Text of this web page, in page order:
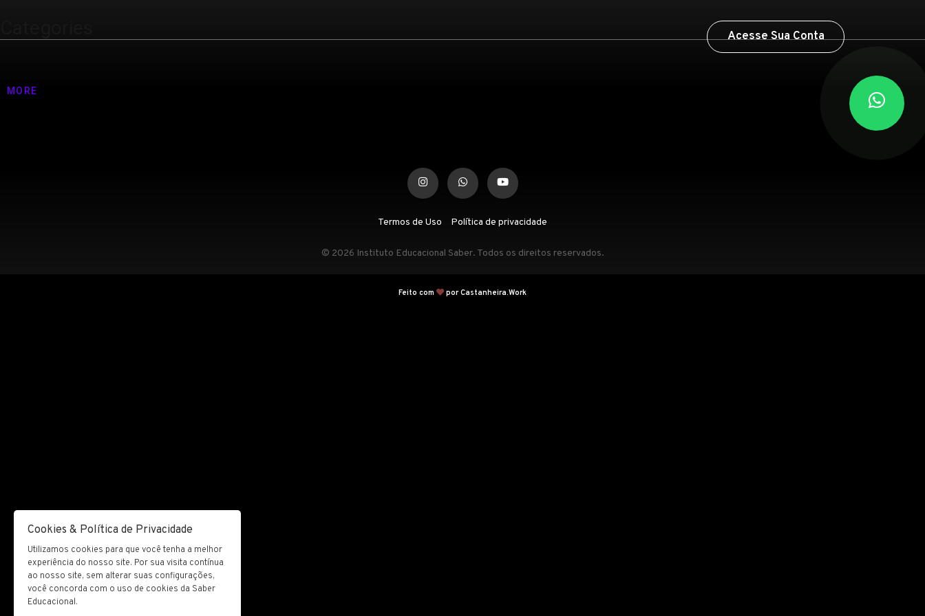
Acesse Sua Conta
MORE
Termos de Uso Política de privacidade
© 2026 Instituto Educacional Saber. Todos os direitos reservados.
Feito com por Castanheira.Work
Cookies & Política de Privacidade
Utilizamos cookies para que você tenha a melhor
experiência do nosso site. Por sua visita contínua
ao nosso site, sem alterar suas configurações,
você concorda com o uso de cookies da Saber
Educacional.